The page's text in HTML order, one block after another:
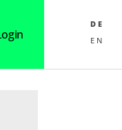
DE
EN